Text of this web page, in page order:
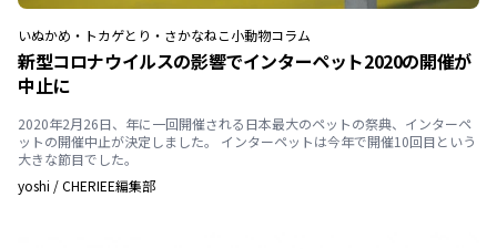
いぬかめ・トカゲとり・さかなねこ小動物コラム
新型コロナウイルスの影響でインターペット2020の開催が
中止に
2020年2月26日、年に一回開催される日本最大のペットの祭典、インターペ
ットの開催中止が決定しました。 インターペットは今年で開催10回目という
大きな節目でした。
yoshi /CHERIEE編集部